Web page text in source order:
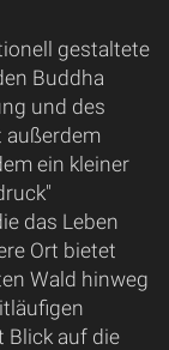
gestaltete
Buddha
und des
außerdem
ein kleiner
das Leben
Ort bietet
Wald hinweg
Blick auf die